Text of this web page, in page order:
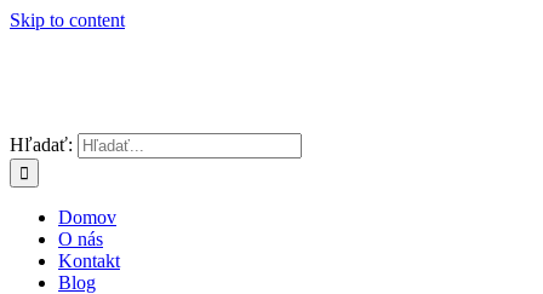
Skip to content
Hľadať:
Domov
O nás
Kontakt
Blog